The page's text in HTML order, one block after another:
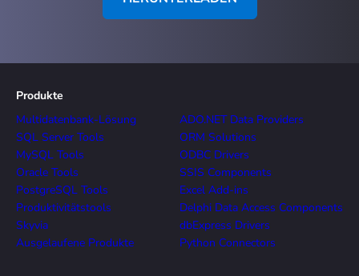
Produkte
Multidatenbank-Lösung
SQL Server Tools
MySQL Tools
Oracle Tools
PostgreSQL Tools
Produktivitätstools
Skyvia
Ausgelaufene Produkte
ADO.NET Data Providers
ORM Solutions
ODBC Drivers
SSIS Components
Excel Add-ins
Delphi Data Access Components
dbExpress Drivers
Python Connectors